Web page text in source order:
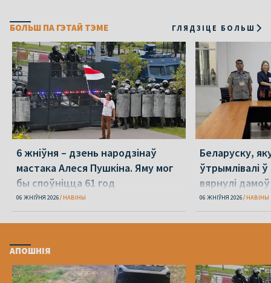
БОЛЬШ ПА ГЭТАЙ ТЭМЕ ГЛЯДЗІЦЕ БОЛЬШ
6 жніўня – дзень народзінаў
мастака Алеся Пушкіна. Яму мог
бы споўніцца 61 год
06 ЖНІЎНЯ 2026 НАВІНЫ
Беларуску,
ўтрымлівалі ў
вярнулі дамоў
06 ЖНІЎНЯ 2026 НАВІНЫ
АПОШНІЯ